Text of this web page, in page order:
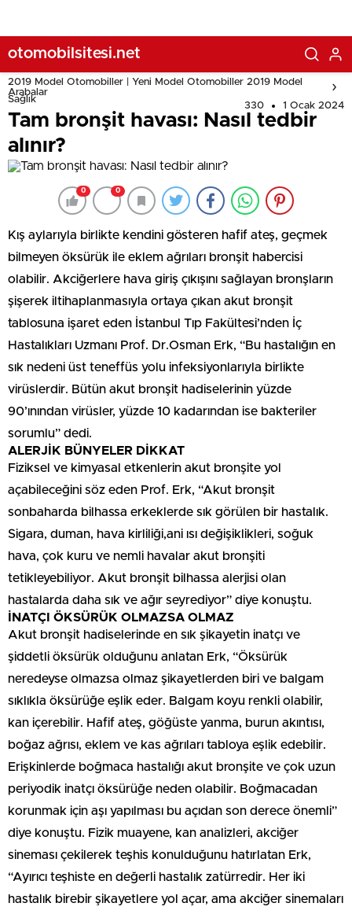
otomobilsitesi.net
2019 Model Otomobiller | Yeni Model Otomobiller 2019 Model
Arabalar
Sağlık
330 1 Ocak 2024
Tam bronşit havası: Nasıl tedbir
alınır?
0 0
Kış aylarıyla birlikte kendini gösteren hafif ateş, geçmek
bilmeyen öksürük ile eklem ağrıları bronşit habercisi
olabilir. Akciğerlere hava giriş çıkışını sağlayan bronşların
şişerek iltihaplanmasıyla ortaya çıkan akut bronşit
tablosuna işaret eden İstanbul Tıp Fakültesi’nden İç
Hastalıkları Uzmanı Prof. Dr.Osman Erk, “Bu hastalığın en
sık nedeni üst teneffüs yolu infeksiyonlarıyla birlikte
virüslerdir. Bütün akut bronşit hadiselerinin yüzde
90’ınından virüsler, yüzde 10 kadarından ise bakteriler
sorumlu” dedi.
ALERJİK BÜNYELER DİKKAT
Fiziksel ve kimyasal etkenlerin akut bronşite yol
açabileceğini söz eden Prof. Erk, “Akut bronşit
sonbaharda bilhassa erkeklerde sık görülen bir hastalık.
Sigara, duman, hava kirliliği,ani ısı değişiklikleri, soğuk
hava, çok kuru ve nemli havalar akut bronşiti
tetikleyebiliyor. Akut bronşit bilhassa alerjisi olan
hastalarda daha sık ve ağır seyrediyor” diye konuştu.
İNATÇI ÖKSÜRÜK OLMAZSA OLMAZ
Akut bronşit hadiselerinde en sık şikayetin inatçı ve
şiddetli öksürük olduğunu anlatan Erk, “Öksürük
neredeyse olmazsa olmaz şikayetlerden biri ve balgam
sıklıkla öksürüğe eşlik eder. Balgam koyu renkli olabilir,
kan içerebilir. Hafif ateş, göğüste yanma, burun akıntısı,
boğaz ağrısı, eklem ve kas ağrıları tabloya eşlik edebilir.
Erişkinlerde boğmaca hastalığı akut bronşite ve çok uzun
periyodik inatçı öksürüğe neden olabilir. Boğmacadan
korunmak için aşı yapılması bu açıdan son derece önemli”
diye konuştu. Fizik muayene, kan analizleri, akciğer
sineması çekilerek teşhis konulduğunu hatırlatan Erk,
“Ayırıcı teşhiste en değerli hastalık zatürredir. Her iki
hastalık birebir şikayetlere yol açar, ama akciğer sinemaları